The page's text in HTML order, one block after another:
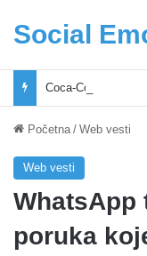
Social
Početna / Web vesti
Web vesti
WhatsApp
poruka